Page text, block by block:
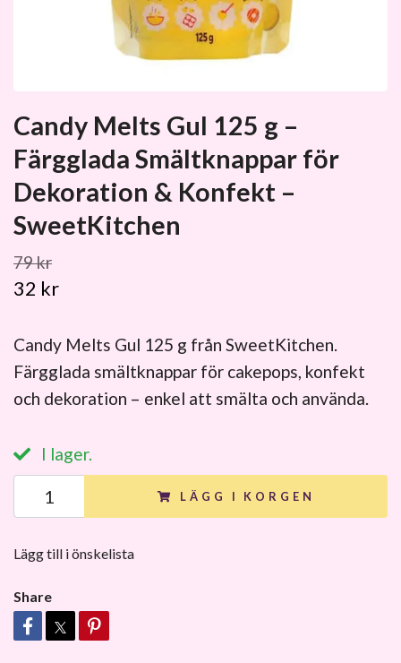
Candy Melts Gul 125 g –
Färgglada Smältknappar för
Dekoration & Konfekt –
SweetKitchen
79 kr
32 kr
Candy Melts Gul 125 g från SweetKitchen.
Färgglada smältknappar för cakepops, konfekt
och dekoration – enkel att smälta och använda.
I lager.
LÄGG I KORGEN
Lägg till i önskelista
Share